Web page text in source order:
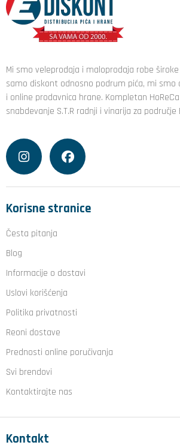
Mi smo veleprodaja i maloprodaja robe
samo diskont odnosno podrum pića, mi smo
i online prodavnica hrane. Kompletan
snabdevanje S.T.R radnji i vinarija za područje
Korisne stranice
Česta pitanja
Blog
Informacije o dostavi
Uslovi korišćenja
Politika privatnosti
Reoni dostave
Prednosti online poručivanja
Svi brendovi
Kontaktirajte nas
Kontakt